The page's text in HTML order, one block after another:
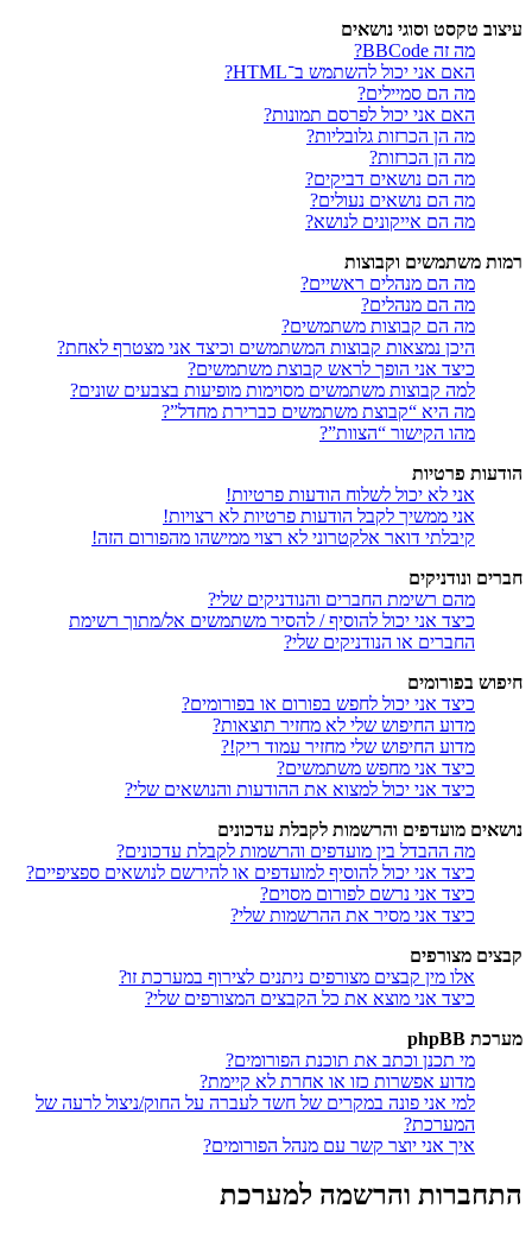
עיצוב טקסט וסוגי נושאים
מה זה BBCode?
האם אני יכול להשתמש ב־HTML?
מה הם סמיילים?
האם אני יכול לפרסם תמונות?
מה הן הכרזות גלובליות?
מה הן הכרזות?
מה הם נושאים דביקים?
מה הם נושאים נעולים?
מה הם אייקונים לנושא?
רמות משתמשים וקבוצות
מה הם מנהלים ראשיים?
מה הם מנהלים?
מה הם קבוצות משתמשים?
היכן נמצאות קבוצות המשתמשים וכיצד אני מצטרף לאחת?
כיצד אני הופך לראש קבוצת משתמשים?
למה קבוצות משתמשים מסוימות מופיעות בצבעים שונים?
מה היא “קבוצת משתמשים כברירת מחדל”?
מהו הקישור “הצוות”?
הודעות פרטיות
אני לא יכול לשלוח הודעות פרטיות!
אני ממשיך לקבל הודעות פרטיות לא רצויות!
קיבלתי דואר אלקטרוני לא רצוי ממישהו מהפורום הזה!
חברים ונודניקים
מהם רשימת החברים והנודניקים שלי?
כיצד אני יכול להוסיף / להסיר משתמשים אל/מתוך רשימת
החברים או הנודניקים שלי?
חיפוש בפורומים
כיצד אני יכול לחפש בפורום או בפורומים?
מדוע החיפוש שלי לא מחזיר תוצאות?
מדוע החיפוש שלי מחזיר עמוד ריק!?
כיצד אני מחפש משתמשים?
כיצד אני יכול למצוא את ההודעות והנושאים שלי?
נושאים מועדפים והרשמות לקבלת עדכונים
מה ההבדל בין מועדפים והרשמות לקבלת עדכונים?
כיצד אני יכול להוסיף למועדפים או להירשם לנושאים ספציפיים?
כיצד אני נרשם לפורום מסוים?
כיצד אני מסיר את ההרשמות שלי?
קבצים מצורפים
אלו מין קבצים מצורפים ניתנים לצירוף במערכת זו?
כיצד אני מוצא את כל הקבצים המצורפים שלי?
מערכת phpBB
מי תכנן וכתב את תוכנת הפורומים?
מדוע אפשרות כזו או אחרת לא קיימת?
למי אני פונה במקרים של חשד לעברה על החוק/ניצול לרעה של
המערכת?
איך אני יוצר קשר עם מנהל הפורומים?
התחברות והרשמה למערכת